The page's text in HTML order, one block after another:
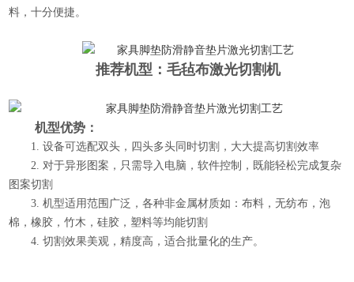
料，十分便捷。
推荐机型： 毛毡布激光切割机
机型优势：
1. 设备可选配双头，四头多头同时切割，大大提高切割效率
2. 对于异形图案，只需导入电脑，软件控制，既能轻松完成复杂
图案切割
3. 机型适用范围广泛，各种非金属材质如：布料，无纺布，泡
棉，橡胶，竹木，硅胶，塑料等均能切割
4. 切割效果美观，精度高，适合批量化的生产。